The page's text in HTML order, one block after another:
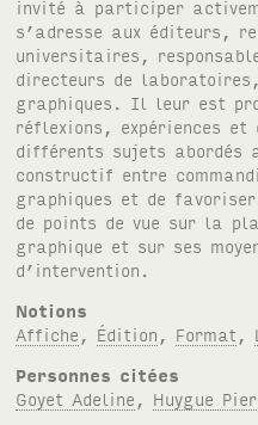
invité à participer
s’adresse aux éditeurs,
universitaires,
directeurs de
graphiques. Il leur est
réflexions, expériences et
différents sujets abordés
constructif entre
graphiques et de
de points de vue sur la
graphique et sur ses
d’intervention.
Notions
Affiche
Édition Format
Personnes citées
Goyet Adeline
Huygue